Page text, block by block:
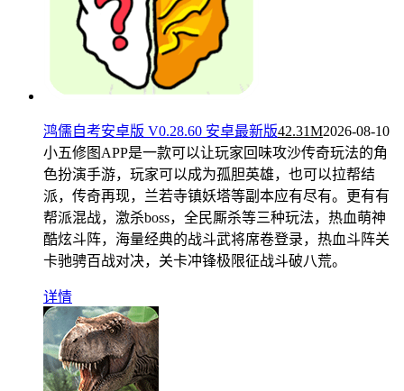
鸿儒自考安卓版 V0.28.60 安卓最新版42.31M2026-08-10
小五修图APP是一款可以让玩家回味攻沙传奇玩法的角
色扮演手游，玩家可以成为孤胆英雄，也可以拉帮结
派，传奇再现，兰若寺镇妖塔等副本应有尽有。更有有
帮派混战，激杀boss，全民厮杀等三种玩法，热血萌神
酷炫斗阵，海量经典的战斗武将席卷登录，热血斗阵关
卡驰骋百战对决，关卡冲锋极限征战斗破八荒。
详情